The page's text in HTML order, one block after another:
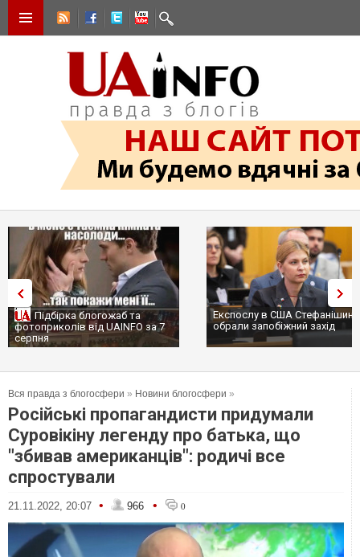
Підбірка блогожаб та
фотоприколів від UAINFO за 7
серпня
Експослу в США
обрали запобіжний захід
Вся правда з блогосфери » Новини блогосфери »
Російські пропагандисти придумали
Суровікіну легенду про батька, що
"збивав американців": родичі все
спростували
21.11.2022, 20:07 • 966 • 0